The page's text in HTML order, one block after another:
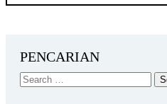
PENCARIAN